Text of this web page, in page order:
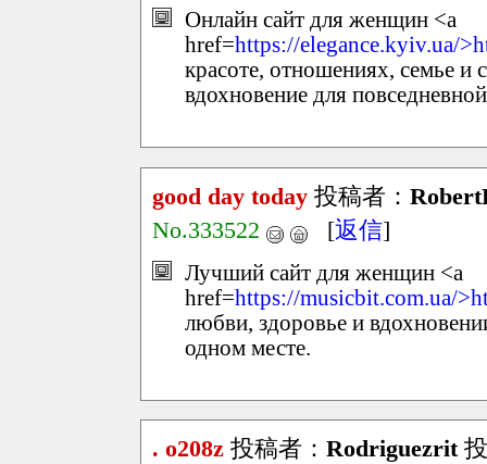
Онлайн сайт для женщин <a
href=https://elegance.kyiv.ua/
красоте, отношениях, семье и
вдохновение для
good day today 投稿者：
No.333522
[返信]
Лучший сайт для женщин <a
href=https://musicbit.com.ua/
любви, здоровье и
одном месте.
. o208z 投稿者： Rodriguezrit投